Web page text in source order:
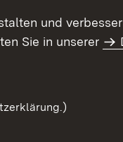
und
Sie in unserer